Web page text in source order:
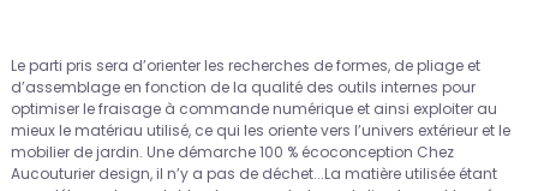
Le parti pris sera d’orienter les recherches de formes, de pliage et
d’assemblage en fonction de la qualité des outils internes pour
optimiser le fraisage à commande numérique et ainsi exploiter au
mieux le matériau utilisé, ce qui les oriente vers l’univers extérieur et le
mobilier de jardin. Une démarche 100 % écoconception Chez
Aucouturier design, il n’y a pas de déchet...La matière utilisée étant